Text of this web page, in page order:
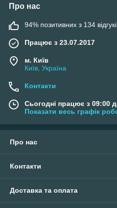
Про нас
94% позитивних з 134
Працює з 23.07.2017
м. Київ
Київ, Україна
Контакти
Сьогодні працює з 09:00
Показати весь графік
Про нас
Контакти
Доставка та оплата